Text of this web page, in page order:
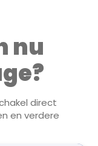
nu
direct
en verdere